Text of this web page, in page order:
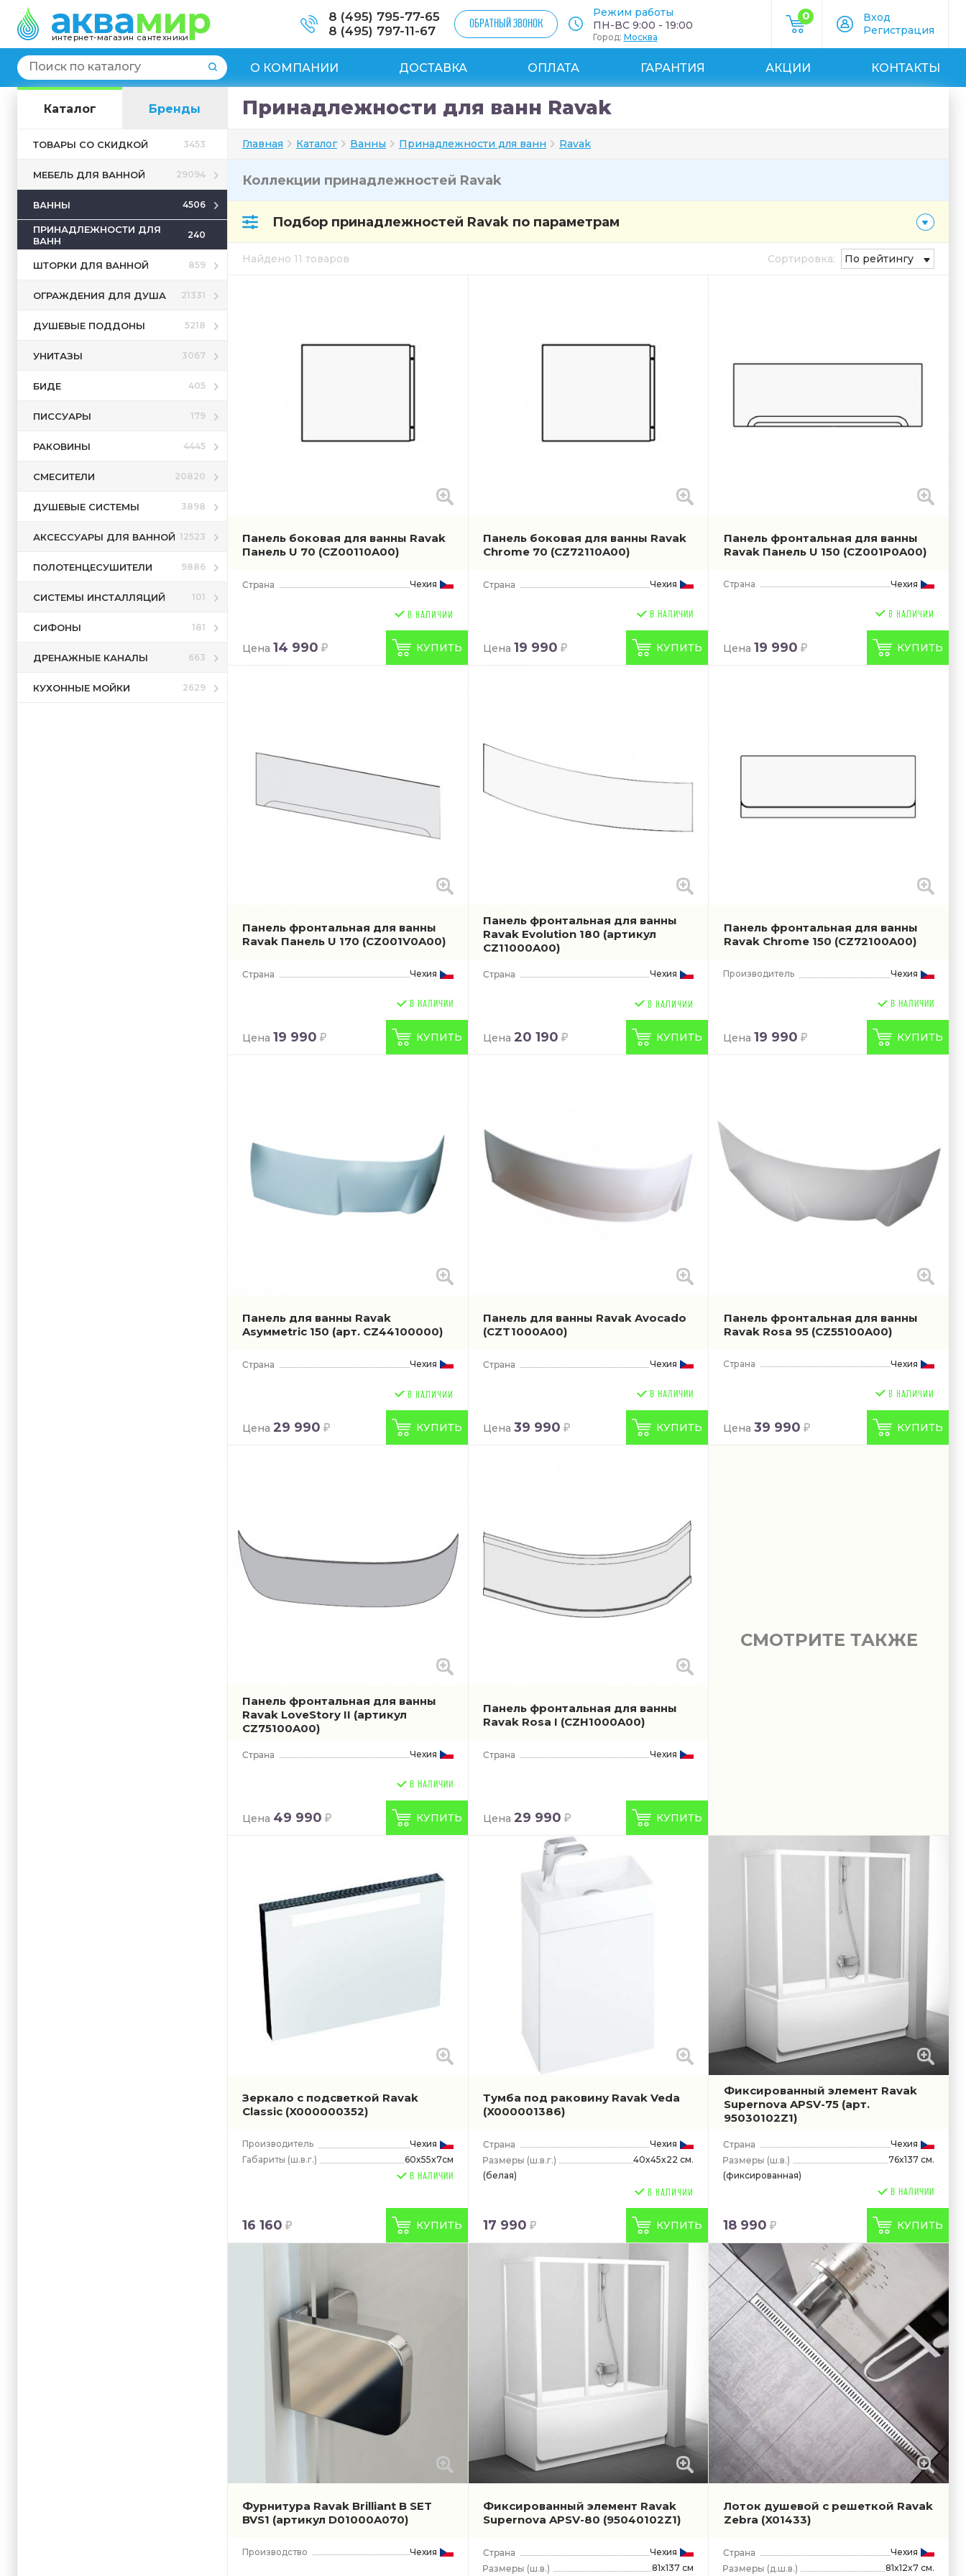
интернет-магазин сантехники
8 (495) 795-77-65
8 (495) 797-11-67
ОБРАТНЫЙ ЗВОНОК
Режим работы
ПН-ВС 9:00 - 19:00
Город: Москва
0
Вход
Регистрация
О КОМПАНИИ ДОСТАВКА ОПЛАТА ГАРАНТИЯ АКЦИИ КОНТАКТЫ
Каталог Бренды
ТОВАРЫ СО СКИДКОЙ 3453
МЕБЕЛЬ ДЛЯ ВАННОЙ 29094
ВАННЫ 4506
ПРИНАДЛЕЖНОСТИ ДЛЯ
ВАНН
240
ШТОРКИ ДЛЯ ВАННОЙ 859
ОГРАЖДЕНИЯ ДЛЯ ДУША 21331
ДУШЕВЫЕ ПОДДОНЫ 5218
УНИТАЗЫ 3067
БИДЕ 405
ПИССУАРЫ 179
РАКОВИНЫ 4445
СМЕСИТЕЛИ 20820
ДУШЕВЫЕ СИСТЕМЫ 3898
АКСЕССУАРЫ ДЛЯ ВАННОЙ 12523
ПОЛОТЕНЦЕСУШИТЕЛИ 9886
СИСТЕМЫ ИНСТАЛЛЯЦИЙ 101
СИФОНЫ 181
ДРЕНАЖНЫЕ КАНАЛЫ 663
КУХОННЫЕ МОЙКИ 2629
Принадлежности для ванн Ravak
Главная Каталог Ванны Принадлежности для ванн Ravak
Коллекции принадлежностей Ravak
Подбор принадлежностей Ravak по параметрам
Найдено 11 товаров Сортировка: По рейтингу
Панель боковая для ванны Ravak
Панель U 70 (CZ00110A00)
Чехия
Цена 14 990 КУПИТЬ
Панель боковая для ванны Ravak
Chrome 70 (CZ72110A00)
Чехия
В НАЛИЧИИ
Цена 19 990 КУПИТЬ
Панель фронтальная для ванны
Ravak Панель U 150 (CZ001P0A00)
Страна Чехия
Цена 19 990 КУПИТЬ
Панель фронтальная для ванны
Ravak Панель U 170 (CZ001V0A00)
Чехия
В НАЛИЧИИ
Цена 19 990 КУПИТЬ
Панель фронтальная для ванны
Ravak Evolution 180 (артикул
CZ11000A00)
Чехия
Цена 20 190 КУПИТЬ
Панель фронтальная для ванны
Ravak Chrome 150 (CZ72100A00)
Производитель Чехия
В НАЛИЧИИ
Цена 19 990 КУПИТЬ
Панель для ванны Ravak
Asyммetric 150 (арт. CZ44100000)
Чехия
Цена 29 990 КУПИТЬ
Панель для ванны Ravak Avocado
(CZT1000A00)
Чехия
В НАЛИЧИИ
Цена 39 990 КУПИТЬ
Панель фронтальная для ванны
Ravak Rosa 95 (CZ55100A00)
Страна Чехия
Цена 39 990 КУПИТЬ
Панель фронтальная для ванны
Ravak LoveStory II (артикул
CZ75100A00)
Чехия
В НАЛИЧИИ
Цена 49 990 КУПИТЬ
Панель фронтальная для ванны
Ravak Rosa I (CZH1000A00)
Чехия
Цена 29 990 КУПИТЬ
СМОТРИТЕ ТАКЖЕ
Зеркало с подсветкой Ravak
Classic (X000000352)
Производитель
Чехия
Габариты (ш.в.г.)
60x55x7см
В НАЛИЧИИ
16 160 КУПИТЬ
Тумба под раковину Ravak Veda
(X000001386)
Чехия
(ш.в.г.)
40x45x22 см.
(белая)
17 990 КУПИТЬ
Фиксированный элемент Ravak
Supernova APSV-75 (арт.
95030102Z1)
Чехия
(ш.в.)
76x137 см.
(фиксированная)
В НАЛИЧИИ
18 990 КУПИТЬ
Фурнитура Ravak Brilliant B SET
BVS1 (артикул D01000A070)
Производство Чехия
Фиксированный элемент Ravak
Supernova APSV-80 (95040102Z1)
Чехия
(ш.в.)
81x137 см
Лоток душевой с решеткой Ravak
Zebra (X01433)
Чехия
(д.ш.в.)
81x12x7 см.